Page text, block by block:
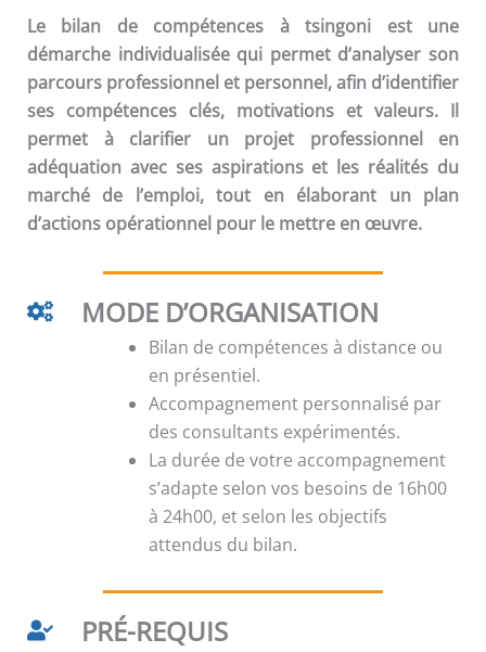
Le bilan de compétences à tsingoni est une
démarche individualisée qui permet d’analyser son
parcours professionnel et personnel, afin d’identifier
ses compétences clés, motivations et valeurs. Il
permet à clarifier un projet professionnel en
adéquation avec ses aspirations et les réalités du
marché de l’emploi, tout en élaborant un plan
d’actions opérationnel pour le mettre en œuvre.
MODE D’ORGANISATION
Bilan de compétences à distance ou
en présentiel.
Accompagnement personnalisé par
des consultants expérimentés.
La durée de votre accompagnement
s’adapte selon vos besoins de 16h00
à 24h00, et selon les objectifs
attendus du bilan.
PRÉ-REQUIS